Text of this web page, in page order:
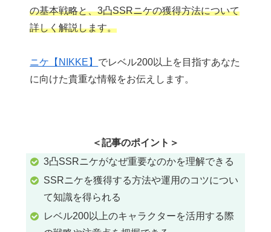
の基本戦略と、3凸SSRニケの獲得方法について
詳しく解説します。
ニケ【NIKKE】 でレベル200以上を目指すあなた
に向けた貴重な情報をお伝えします。
＜記事のポイント＞
3凸SSRニケがなぜ重要なのかを理解できる
SSRニケを獲得する方法や運用のコツについ
て知識を得られる
レベル200以上のキャラクターを活用する際